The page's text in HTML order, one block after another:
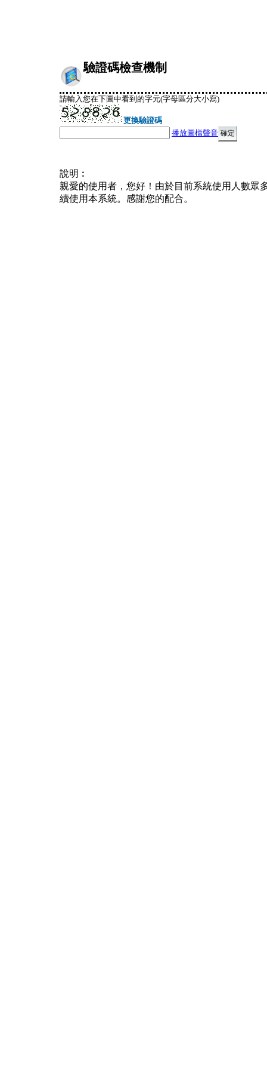
驗證碼檢查機制
請輸入您在下圖中看到的字元(字母區分大小寫)
更換驗證碼
播放圖檔聲音
說明︰
親愛的使用者，您好！由於目前系統使用人數眾
續使用本系統。感謝您的配合。